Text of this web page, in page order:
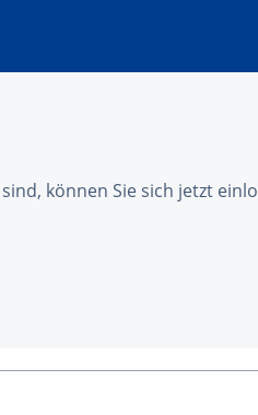
können Sie sich jetzt